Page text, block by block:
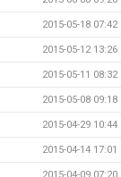
2015-05-18 07:42
2015-05-12 13:26
2015-05-11 08:32
2015-05-08 09:18
2015-04-29 10:44
2015-04-14 17:01